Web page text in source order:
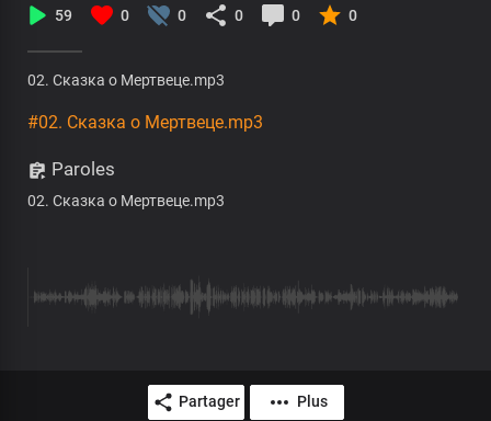
59 0 0 0 0 0
02. Сказка о Мертвеце.mp3
#02. Сказка о Мертвеце.mp3
Paroles
02. Сказка о Мертвеце.mp3
Partager Plus